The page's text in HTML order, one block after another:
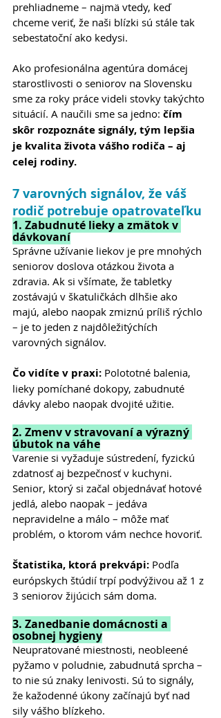
prehliadneme – najmä vtedy, keď
chceme veriť, že naši blízki sú stále tak
sebestatoční ako kedysi.
Ako profesionálna agentúra domácej
starostlivosti o seniorov na Slovensku
sme za roky práce videli stovky takýchto
situácií. A naučili sme sa jedno: čím
skôr rozpoznáte signály, tým lepšia
je kvalita života vášho rodiča – aj
celej rodiny.
7 varovných signálov, že váš
rodič potrebuje opatrovateľku
1. Zabudnuté lieky a zmätok v
dávkovaní
Správne užívanie liekov je pre mnohých
seniorov doslova otázkou života a
zdravia. Ak si všímate, že tabletky
zostávajú v škatuličkách dlhšie ako
majú, alebo naopak zmiznú príliš rýchlo
– je to jeden z najdôležitýchích
varovných signálov.
Čo vidíte v praxi: Polototné balenia,
lieky pomíchané dokopy, zabudnuté
dávky alebo naopak dvojité užitie.
2. Zmeny v stravovaní a výrazný
úbutok na váhe
Varenie si vyžaduje sústredení, fyzickú
zdatnosť aj bezpečnosť v kuchyni.
Senior, ktorý si začal objednávať hotové
jedlá, alebo naopak – jedáva
nepravidelne a málo – môže mať
problém, o ktorom vám nechce hovoriť.
Štatistika, ktorá prekvápi: Podľa
európskych štúdií trpí podvýživou až 1 z
3 seniorov žijúcich sám doma.
3. Zanedbanie domácnosti a
osobnej hygieny
Neupratované miestnosti, neobleené
pyžamo v poludnie, zabudnutá sprcha –
to nie sú znaky lenivosti. Sú to signály,
že kažodenné úkony začínajú byť nad
sily vášho blízkeho.